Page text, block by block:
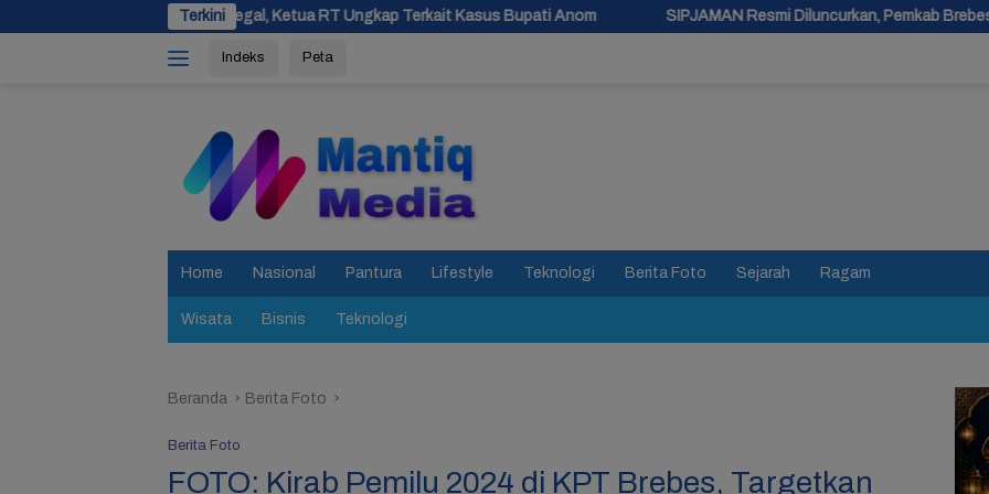
ke
Terkini
Ketua RT Ungkap Terkait Kasus Bupati Anom SIPJAMAN Resmi Diluncurkan, Pemkab Brebes Percepat Perbaikan Jalan
Indeks Peta
Home Nasional Pantura Lifestyle Teknologi Berita Foto Sejarah Ragam
Wisata Bisnis Teknologi
Beranda Berita Foto
Berita Foto
FOTO: Kirab Pemilu 2024 di KPT Brebes, Targetkan